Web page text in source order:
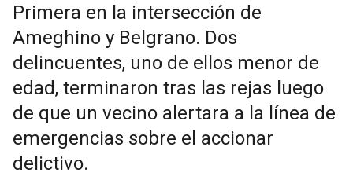
Primera en la intersección de
Ameghino y Belgrano. Dos
delincuentes, uno de ellos menor de
edad, terminaron tras las rejas luego
de que un vecino alertara a la línea de
emergencias sobre el accionar
delictivo.